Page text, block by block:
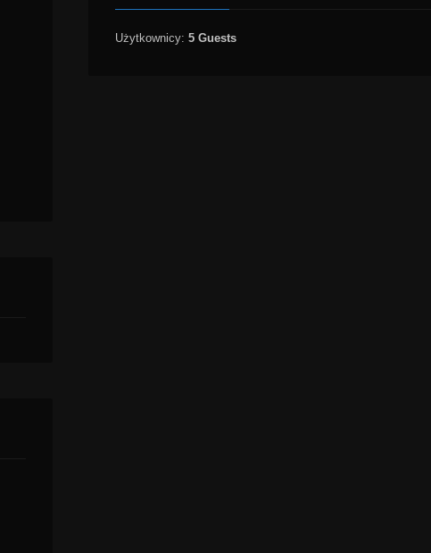
Użytkownicy: 5 Guests